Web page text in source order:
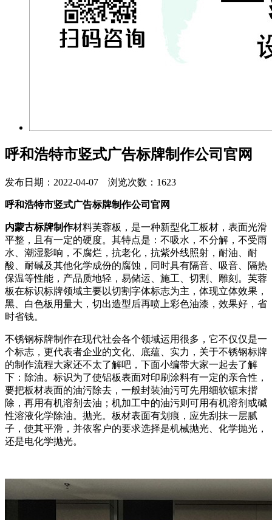
呼和浩特市竖式广告标牌制作公司官网
发布日期：2022-04-07 浏览次数：1623
呼和浩特市竖式广告标牌制作公司官网
内蒙古标牌制作材料芙蓉板，是一种新型化工板材，表面光滑
平整，且有一定的硬度。其特点是：不吸水，不分解，不受雨
水、潮湿影响，不腐烂，抗老化，抗紫外线照射，耐油、耐
酸、耐碱及其他化学成份的腐蚀，同时具有隔音、吸音、隔热
保温等性能，产品质地轻，易储运、施工、切割、雕刻。芙蓉
板在标识标牌领域主要以切割字体标志为主，体现立体效果，
黑、白色板用量大，切出造型后再喷上彩色油漆，效果好，省
时省钱。
不锈钢标牌制作在现代社会各个领域运用很多，它不仅仅是一
个标志，更代表者企业的文化、底蕴、实力，关于不锈钢标牌
的制作流程大家还不太了解吧，下面小编带大家一起去了解
下：除油。标识为了使铝板表面对印刷涂料有一定的亲合性，
要把板材表面的油污除去，一般封装油污可先用细软锯末揩
除，再用有机溶剂去油；机加工中的油污则可用有机溶剂或碱
性溶液化学除油。抛光。板材表面有划痕，应先刮抹一层腻
子，使其平滑，并依客户的要求选择是机械抛光、化学抛光，
还是电化学抛光。